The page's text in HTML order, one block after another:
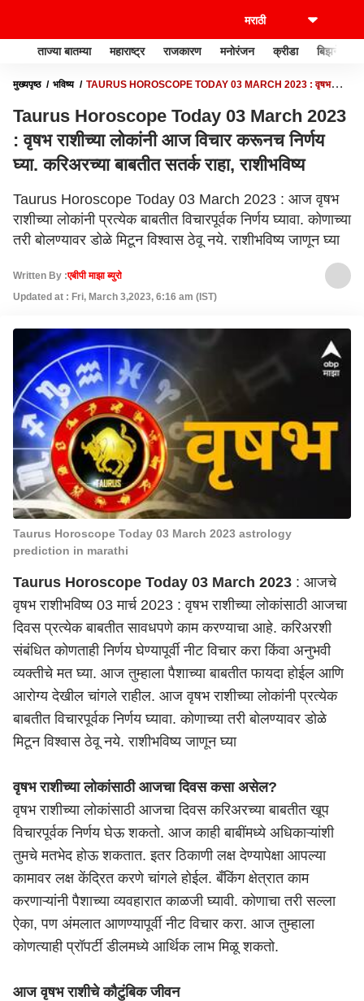
ताज्या बातम्या महाराष्ट्र राजकारण मनोरंजन क्रीडा बिझनेस
मुख्यपृष्ठ भविष्य
TAURUS HOROSCOPE TODAY 03 MARCH 2023 : वृषभ
Taurus Horoscope Today 03 March 2023
: वृषभ राशीच्या लोकांनी आज विचार करूनच निर्णय
घ्या. करिअरच्या बाबतीत सतर्क राहा, राशीभविष्य
Taurus Horoscope Today 03 March 2023 : आज वृषभ
राशीच्या लोकांनी प्रत्येक बाबतीत विचारपूर्वक निर्णय घ्यावा. कोणाच्या
तरी बोलण्यावर डोळे मिटून विश्वास ठेवू नये. राशीभविष्य जाणून घ्या
Written By :एबीपी माझा ब्युरो
Updated at : Fri, March 3,2023, 6:16 am (IST)
Taurus Horoscope Today 03 March 2023 astrology
prediction in marathi
Taurus Horoscope Today 03 March 2023 : आजचे
वृषभ राशीभविष्य 03 मार्च 2023 : वृषभ राशीच्या लोकांसाठी आजचा
दिवस प्रत्येक बाबतीत सावधपणे काम करण्याचा आहे. करिअरशी
संबंधित कोणताही निर्णय घेण्यापूर्वी नीट विचार करा किंवा अनुभवी
व्यक्तीचे मत घ्या. आज तुम्हाला पैशाच्या बाबतीत फायदा होईल आणि
आरोग्य देखील चांगले राहील. आज वृषभ राशीच्या लोकांनी प्रत्येक
बाबतीत विचारपूर्वक निर्णय घ्यावा. कोणाच्या तरी बोलण्यावर डोळे
मिटून विश्वास ठेवू नये. राशीभविष्य जाणून घ्या
वृषभ राशीच्या लोकांसाठी आजचा दिवस कसा असेल?
वृषभ राशीच्या लोकांसाठी आजचा दिवस करिअरच्या बाबतीत खूप
विचारपूर्वक निर्णय घेऊ शकतो. आज काही बाबींमध्ये अधिकाऱ्यांशी
तुमचे मतभेद होऊ शकतात. इतर ठिकाणी लक्ष देण्यापेक्षा आपल्या
कामावर लक्ष केंद्रित करणे चांगले होईल. बँकिंग क्षेत्रात काम
करणाऱ्यांनी पैशाच्या व्यवहारात काळजी घ्यावी. कोणाचा तरी सल्ला
ऐका, पण अंमलात आणण्यापूर्वी नीट विचार करा. आज तुम्हाला
कोणत्याही प्रॉपर्टी डीलमध्ये आर्थिक लाभ मिळू शकतो.
आज वृषभ राशीचे कौटुंबिक जीवन